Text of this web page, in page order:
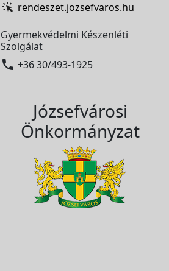
rendeszet.jozsefvaros.hu
Gyermekvédelmi Készenléti
Szolgálat
 +36 30/493-1925
Józsefvárosi
Önkormányzat